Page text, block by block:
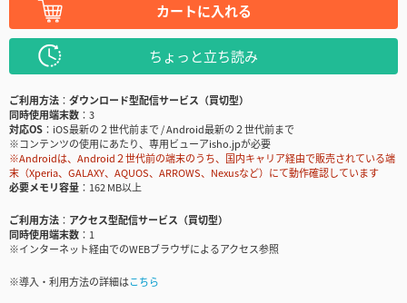
カートに入れる
ちょっと立ち読み
ご利用方法
ダウンロード型配信サービス（買切型）
同時使用端末数
3
対応OS
iOS最新の２世代前まで / Android最新の２世代前まで
※コンテンツの使用にあたり、専用ビューアisho.jpが必要
※Androidは、Android２世代前の端末のうち、国内キャリア経由で販売されている端
末（Xperia、GALAXY、AQUOS、ARROWS、Nexusなど）にて動作確認しています
必要メモリ容量
162 MB以上
ご利用方法
アクセス型配信サービス（買切型）
同時使用端末数
1
※インターネット経由でのWEBブラウザによるアクセス参照
※導入・利用方法の詳細はこちら